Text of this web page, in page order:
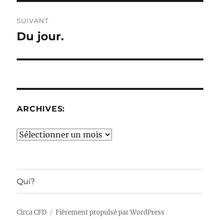
SUIVANT
Publication
Du jour.
ARCHIVES:
Archives:
Qui?
Circa CFD Fièrement propulsé par WordPress